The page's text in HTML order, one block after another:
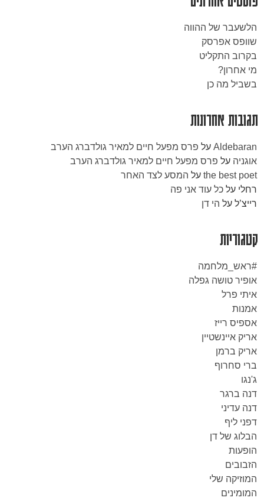
הלשעבר של ההווה
שוופס אפרסק
בקרוב התקליט
מי אחרון?
בשביל מה כן
תגובות אחרונות
Aldebaran על פרס מפעל חיים למאיר גולדברג הערב
אוגניה על פרס מפעל חיים למאיר גולדברג הערב
the best poet על המסע לצד האחר
רחלי על כל עוד אני פה
רייצ’ל על הי דן
קטגוריות
#ראש_מלחמה
אופיר טושה גפלה
איתי פרל
אמנות
אספיס רייז
אריק איינשטיין
אריק ברמן
ברי סחרוף
ג'נגו
דנה ברגר
דנה עדיני
דפני ליף
הבלוג של דן
הופעות
הזבובים
המוזיקה שלי
המומינים